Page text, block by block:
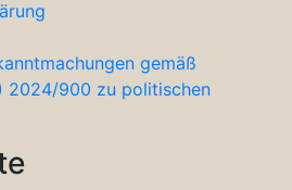
gemäß
2024/900 zu politischen